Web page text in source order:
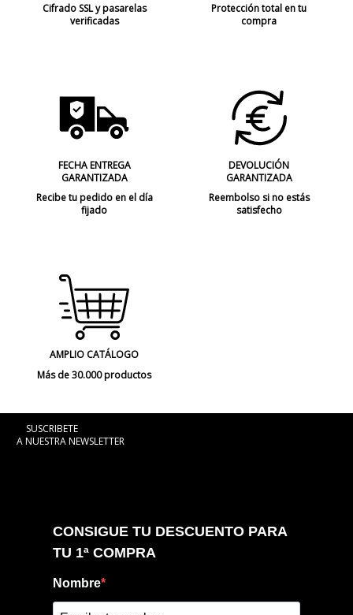
Cifrado SSL y pasarelas
verificadas
Protección total en tu
compra
FECHA ENTREGA
GARANTIZADA
Recibe tu pedido en el día
fijado
DEVOLUCIÓN
GARANTIZADA
Reembolso si no estás
satisfecho
AMPLIO CATÁLOGO
Más de 30.000 productos
SUSCRIBETE
A NUESTRA NEWSLETTER